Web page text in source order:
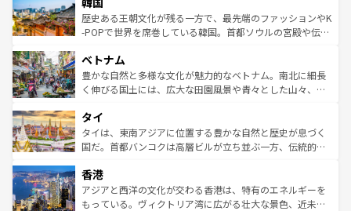
はコンテンツ一覧を参照してほしい。
ビング、ハイキングなど、アウトドア好きにはたまらな
い。オーストラリアの多彩な魅力を存分に味わいつくそ
参照してほしい。
ン）、静ひつな山岳地帯である台湾東部など、都市の喧騒
と山間の静けさが共存しており、訪れる人に新しい発見と
驚きをもたらしてくれる。また、奥深い台湾の食文化も魅
容にもいいと評判のスイーツなど、バラエティ豊かな料理
が味わえる。 なお、新着の台湾情報は コンテンツ一覧を参
照してほしい。
歴史ある王朝文化が残る一方で、最先端のファッションやK
-POPで世界を席巻している韓国。首都ソウルの宮殿や伝統
き、地方に足を延ばせば四季折々の自然美を楽しむことが
できる。そして、キムチや焼肉、絶品のストリートフード
まで、さまざまな韓国料理が待っている。夜には、韓国な
リティに包まれながら、韓国の多彩な魅力を心ゆくまで味
わってみてほしい。 なお、新着の韓国情報はコンテンツ一
覧を参照してほしい。
ベトナム
豊かな自然と多様な文化が魅力的なベトナム。南北に細長
く伸びる国土には、広大な田園風景や青々とした山々、世
急速な発展と共に伝統が息づく。ハノイの古い町並みやホ
ーチミン市のフランス統治時代の建物も、独特の雰囲気を
醸し出している。また、バラエティの豊かさとおいしさで
とつ。フォーやバインミー、ベトナムコーヒーなどは、ぜ
ひ現地で味わいたい。どの地域を訪れてもあたたかい人々
が旅行者を迎えてくれるので、きっと忘れられない旅にな
タイ
タイは、東南アジアに位置する豊かな自然と歴史が息づく
国だ。首都バンコクは高層ビルが立ち並ぶ一方、伝統的な
の活気が交差している。北部ではチェンマイなどの山岳地
帯で自然と触れ合い、南部ではプーケットやクラビの美し
いビーチでリゾート気分を楽しむことができる。タイ料理
香港
アジアと西洋の文化が交わる香港は、特有のエネルギーを
もっている。ヴィクトリア湾に広がる壮大な景色、近未来